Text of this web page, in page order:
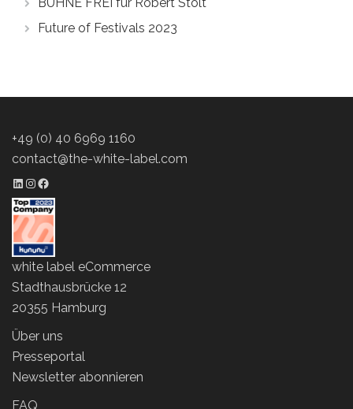
Future of Festivals 2023
+49 (0) 40 6969 1160
contact@the-white-label.com
LinkedIn Profil
Instagram Profil
Facebook Profil
white label eCommerce
Stadthausbrücke 12
20355 Hamburg
Über uns
Presseportal
Newsletter abonnieren
FAQ